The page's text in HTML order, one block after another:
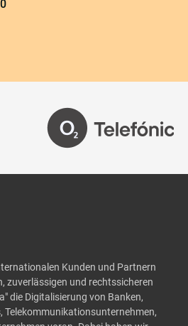
Kunden und Partnern
zuverlässigen und rechtssicheren
die Digitalisierung von Banken,
Telekommunikationsunternehmen,